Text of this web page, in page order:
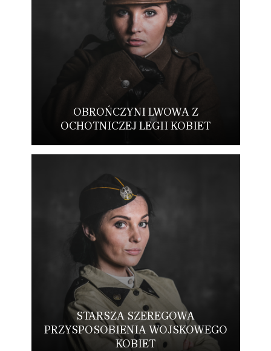
OBROŃCZYNI LWOWA Z
OCHOTNICZEJ LEGII KOBIET
STARSZA SZEREGOWA
PRZYSPOSOBIENIA WOJSKOWEGO
KOBIET